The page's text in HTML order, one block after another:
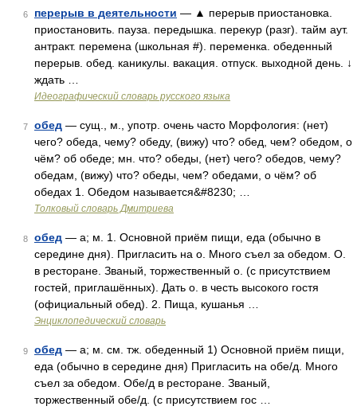
6 перерыв в деятельности — ▲ перерыв приостановка.
приостановить. пауза. передышка. перекур (разг). тайм аут.
антракт. перемена (школьная #). переменка. обеденный
перерыв. обед. каникулы. вакация. отпуск. выходной день. ↓
ждать …
Идеографический словарь русского языка
7 обед — сущ., м., употр. очень часто Морфология: (нет)
чего? обеда, чему? обеду, (вижу) что? обед, чем? обедом, о
чём? об обеде; мн. что? обеды, (нет) чего? обедов, чему?
обедам, (вижу) что? обеды, чем? обедами, о чём? об
обедах 1. Обедом называется&#8230; …
Толковый словарь Дмитриева
8 обед — а; м. 1. Основной приём пищи, еда (обычно в
середине дня). Пригласить на о. Много съел за обедом. О.
в ресторане. Званый, торжественный о. (с присутствием
гостей, приглашённых). Дать о. в честь высокого гостя
(официальный обед). 2. Пища, кушанья …
Энциклопедический словарь
9 обед — а; м. см. тж. обеденный 1) Основной приём пищи,
еда (обычно в середине дня) Пригласить на обе/д. Много
съел за обедом. Обе/д в ресторане. Званый,
торжественный обе/д. (с присутствием гос …